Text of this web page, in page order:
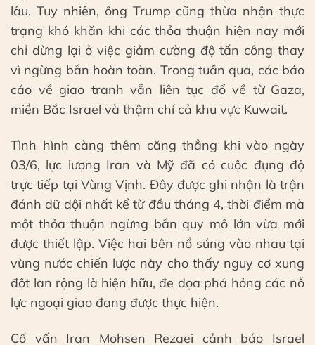
lâu. Tuy nhiên, ông Trump cũng thừa nhận thực
trạng khó khăn khi các thỏa thuận hiện nay mới
chỉ dừng lại ở việc giảm cường độ tấn công thay
vì ngừng bắn hoàn toàn. Trong tuần qua, các báo
cáo về giao tranh vẫn liên tục đổ về từ Gaza,
miền Bắc Israel và thậm chí cả khu vực Kuwait.
Tình hình càng thêm căng thẳng khi vào ngày
03/6, lực lượng Iran và Mỹ đã có cuộc đụng độ
trực tiếp tại Vùng Vịnh. Đây được ghi nhận là trận
đánh dữ dội nhất kể từ đầu tháng 4, thời điểm mà
một thỏa thuận ngừng bắn quy mô lớn vừa mới
được thiết lập. Việc hai bên nổ súng vào nhau tại
vùng nước chiến lược này cho thấy nguy cơ xung
đột lan rộng là hiện hữu, đe dọa phá hỏng các nỗ
lực ngoại giao đang được thực hiện.
Cố vấn Iran Mohsen Rezaei cảnh báo Israel